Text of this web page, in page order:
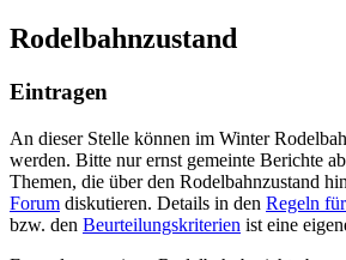
Rodelbahnzustand
Eintragen
An dieser Stelle können im Winter
werden. Bitte nur ernst gemeinte Berichte
Themen, die über den Rodelbahnzustand
Forum diskutieren. Details in den Regeln
bzw. den Beurteilungskriterien ist eine